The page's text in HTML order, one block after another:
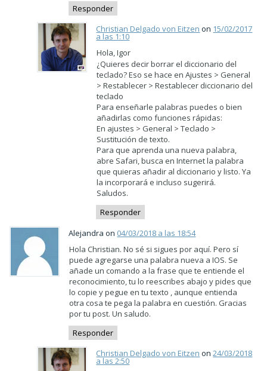
Responder
Christian Delgado von Eitzen on 15/02/2017
a las 1:10
Hola, Igor
¿Quieres decir borrar el diccionario del
teclado? Eso se hace en Ajustes > General
> Restablecer > Restablecer diccionario del
teclado
Para enseñarle palabras puedes o bien
añadirlas como funciones rápidas:
En ajustes > General > Teclado >
Sustitución de texto.
Para que aprenda una nueva palabra,
abre Safari, busca en Internet la palabra
que quieras añadir al diccionario y listo. Ya
la incorporará e incluso sugerirá.
Saludos.
Responder
Alejandra on 04/03/2018 a las 18:54
Hola Christian. No sé si sigues por aquí. Pero sí
puede agregarse una palabra nueva a IOS. Se
añade un comando a la frase que te entiende el
reconocimiento, tu lo reescribes abajo y pides que
lo copie y pegue en tu texto , aunque entienda
otra cosa te pega la palabra en cuestión. Gracias
por tu post. Un saludo.
Responder
Christian Delgado von Eitzen on24/03/2018
a las 2:50